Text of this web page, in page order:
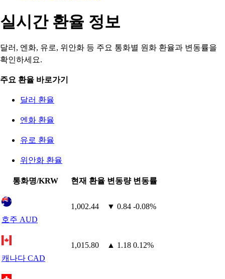
실시간 환율 정보
달러, 엔화, 유로, 위안화 등 주요 통화별 원화 환율과 변동률을
확인하세요.
주요 환율 바로가기
달러 환율
엔화 환율
유로 환율
위안화 환율
통화명/KRW 현재 환율 변동량 변동률
호주 AUD
1,002.44 ▼ 0.84 -0.08%
캐나다 CAD
1,015.80 ▲ 1.18 0.12%